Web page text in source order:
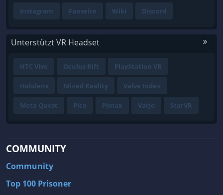
Instagram Fanseite Wiki Discord
Unterstützt VR Headset
HTC Vive Oculus Rift PlayStation VR
Hololens Mixed Reality Valve Index
Meta Quest Pico Pimax Varjo StarVR
COMMUNITY
Community
Top 100 Prisoner